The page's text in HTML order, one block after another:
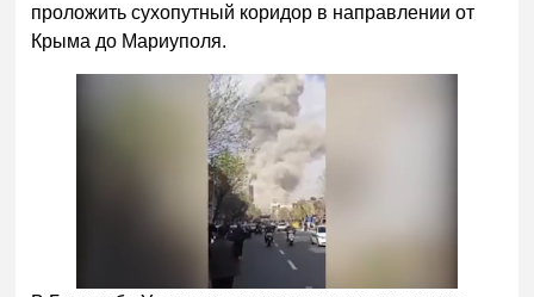
проложить сухопутный коридор в направлении от
Крыма до Мариуполя.